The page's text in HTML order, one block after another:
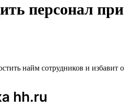
персонал
найм сотрудников и избавит
hh.ru